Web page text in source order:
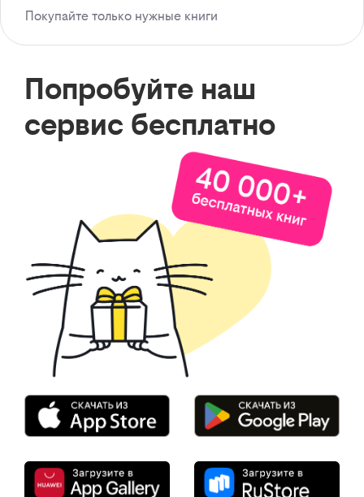
Покупайте только нужные книги
Попробуйте наш
сервис бесплатно